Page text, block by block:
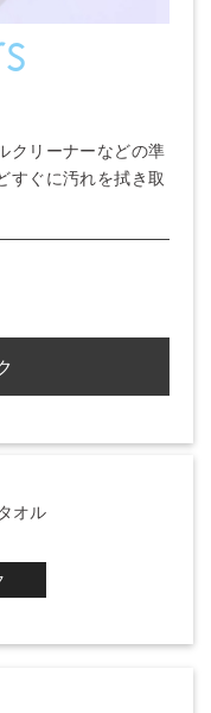
クリーナーなどの準
すぐに汚れを拭き取
オル